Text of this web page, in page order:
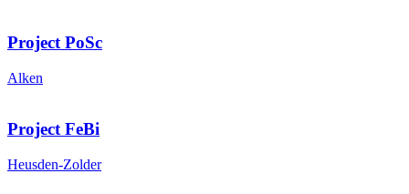
Project PoSc
Alken
Project FeBi
Heusden-Zolder